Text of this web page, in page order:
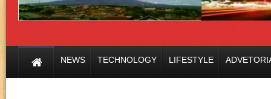
NEWS TECHNOLOGY LIFESTYLE